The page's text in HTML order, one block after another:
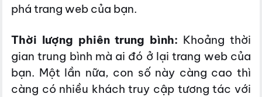
phá trang web của bạn.
Thời lượng phiên trung bình: Khoảng thời
gian trung bình mà ai đó ở lại trang web của
bạn. Một lần nữa, con số này càng cao thì
càng có nhiều khách truy cập tương tác với